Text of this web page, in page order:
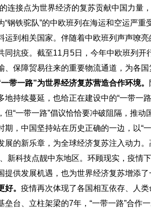
连接点为世界经济的复苏贡献中国力
“钢铁驼队”的中欧班列在海运和空运严
运到相关国家。伴随着中欧班列声声嘹
同抗疫。截至11月5日，今年中欧班列开
、保障贸易往来的重要物流通道，为各
带一路”为世界经济复苏营造合作环境。
地持续蔓延，也给正在建设中的“一带一
但“一带一路”倡议恰恰要冲破阻隔，推
期，中国坚持站在历史正确的一边，以“
展的新乐章，为全球经济复苏注入动力
新科技点靓中东地区。环顾现实，疫情
提供发展机遇，也为世界经济复苏增添了
好。 疫情再次体现了各国相互依存、人
台、立柱架梁的7年，“一带一路”合作